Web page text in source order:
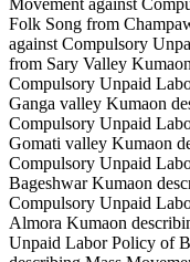
Movement against
Folk Song from
against Compulsory
from Sary Valley
Compulsory Unpaid
Ganga valley Kumaon
Compulsory Unpaid
Gomati valley Kumaon
Compulsory Unpaid
Bageshwar Kumaon
Compulsory Unpaid
Almora Kumaon
Unpaid Labor Policy of